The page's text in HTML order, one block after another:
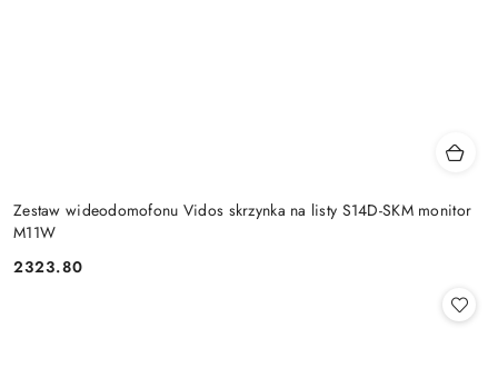
Zestaw wideodomofonu Vidos skrzynka na listy S14D-SKM monitor
M11W
Cena:
2323.80